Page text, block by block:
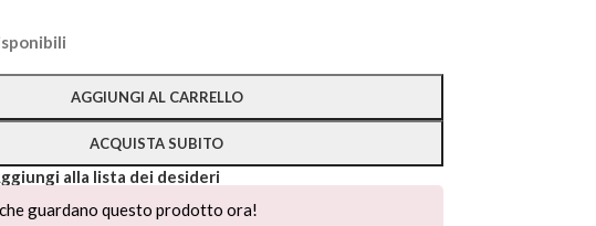
AGGIUNGI AL CARRELLO
ACQUISTA SUBITO
alla lista dei desideri
guardano questo prodotto ora!